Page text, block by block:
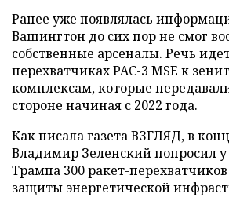
Ранее уже появлялась
Вашингтон до сих пор не смог
собственные арсеналы. Речь
перехватчиках PAC-3 MSE к
комплексам, которые
стороне начиная с 2022 года.
Как писала газета ВЗГЛЯД, в
Владимир Зеленскийпопросил
Трампа 300 ракет-
защиты энергетической